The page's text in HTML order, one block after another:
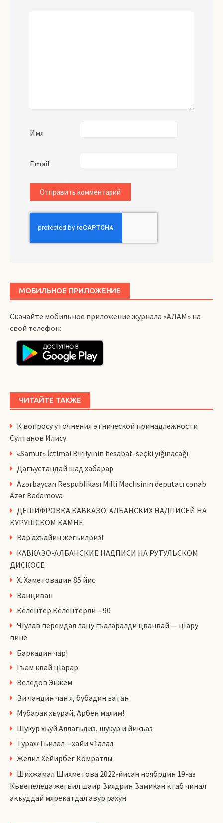
Имя
Email
МОБИЛЬНОЕ ПРИЛОЖЕНИЕ
Скачайте мобильное приложение журнала «АЛАМ» на
свой телефон:
ЧИТАЙТЕ ТАКЖЕ
К вопросу уточнения этнической принадлежности
Султанов Илису
«Samur» İctimai Birliyinin hesabat-seçki yığınacağı
Дагъустандай шад хабарар
Azərbaycan Respublikası Milli Məclisinin deputatı cənab
Azər Badamova
ДЕШИФРОВКА КАВКАЗО-АЛБАНСКИХ НАДПИСЕЙ НА
КУРУШСКОМ КАМНЕ
Вар ахъайин жегьилриз!
КАВКАЗО-АЛБАНСКИЕ НАДПИСИ НА РУТУЛЬСКОМ
ДИСКОСЕ
Х. Хаметовадин 85 йис
Ванциван
Келентер Келентерли – 90
ЧIулав перемдал лацу гъаларалди цванвай — цIару
пине
Баркадин чар!
Гъам квай цlарар
Веледов Энжем
Зи чандин чан я, бубадин ватан
Мубарак хьурай, Арбен малим!
Шукур хьуй Аллагьдиз, шукур и йикъаз
Тураж Гьилал – хайи ч1алал
Желил Хейирбег Комратлы
Шихжамал Шихметова 2022-йисан ноябрдин 19-аз
Кьвепеледа жегьил шаир Зиядрин Замикан ктаб чинал
акъуддай мярекатдал авур рахун